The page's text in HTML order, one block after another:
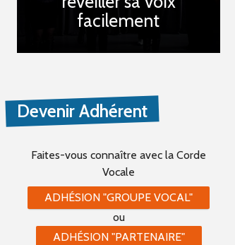
facilement
Devenir Adhérent
Faites-vous connaître avec la Corde
Vocale
ADHÉSION "GROUPE VOCAL"
ou
ADHÉSION "PARTENAIRE"